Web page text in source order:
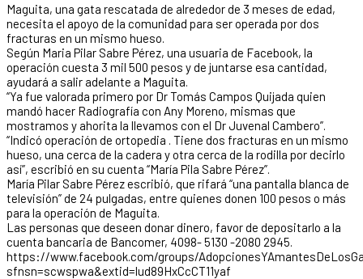
Maguita, una gata rescatada de alrededor de 3 meses de edad,
necesita el apoyo de la comunidad para ser operada por dos
fracturas en un mismo hueso.
Según Maria Pilar Sabre Pérez, una usuaria de Facebook, la
operación cuesta 3 mil 500 pesos y de juntarse esa cantidad,
ayudará a salir adelante a Maguita.
“Ya fue valorada primero por Dr Tomás Campos Quijada quien
mandó hacer Radiografía con Any Moreno, mismas que
mostramos y ahorita la llevamos con el Dr Juvenal Cambero”.
“Indicó operación de ortopedia . Tiene dos fracturas en un mismo
hueso, una cerca de la cadera y otra cerca de la rodilla por decirlo
así”, escribió en su cuenta “María Pila Sabre Pérez”.
María Pilar Sabre Pérez escribió, que rifará “una pantalla blanca de
televisión” de 24 pulgadas, entre quienes donen 100 pesos o más
para la operación de Maguita.
Las personas que deseen donar dinero, favor de depositarlo a la
cuenta bancaria de Bancomer, 4098- 5130 -2080 2945.
https://www.facebook.com/groups/
sfnsn=scwspwa&extid=lud89HxCcCT11yaf